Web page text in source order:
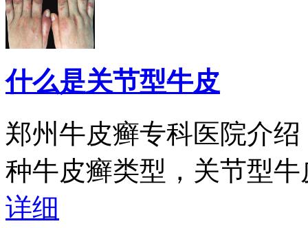
什么是关节型牛皮
郑州牛皮癣专科医院介
种牛皮癣类型，关节型
详细